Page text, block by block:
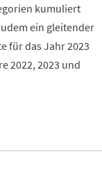
kumuliert
ein gleitender
für das Jahr 2023
2022, 2023 und